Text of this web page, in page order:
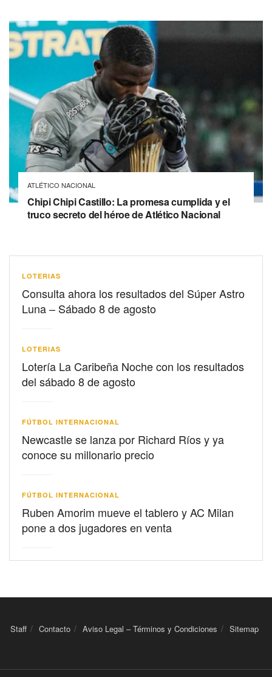
ATLÉTICO NACIONAL
Chipi Chipi Castillo: La promesa cumplida y el
truco secreto del héroe de Atlético Nacional
LOTERIAS
Consulta ahora los resultados del Súper Astro
Luna – Sábado 8 de agosto
LOTERIAS
Lotería La Caribeña Noche con los resultados
del sábado 8 de agosto
FÚTBOL INTERNACIONAL
Newcastle se lanza por Richard Ríos y ya
conoce su millonario precio
FÚTBOL INTERNACIONAL
Ruben Amorim mueve el tablero y AC Milan
pone a dos jugadores en venta
Staff Contacto Aviso Legal – Términos y Condiciones Sitemap